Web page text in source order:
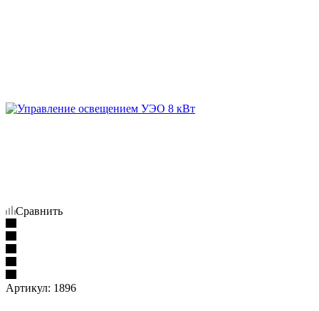
Сравнить
Артикул: 1896